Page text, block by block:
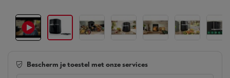
Bescherm je toestel met onze services